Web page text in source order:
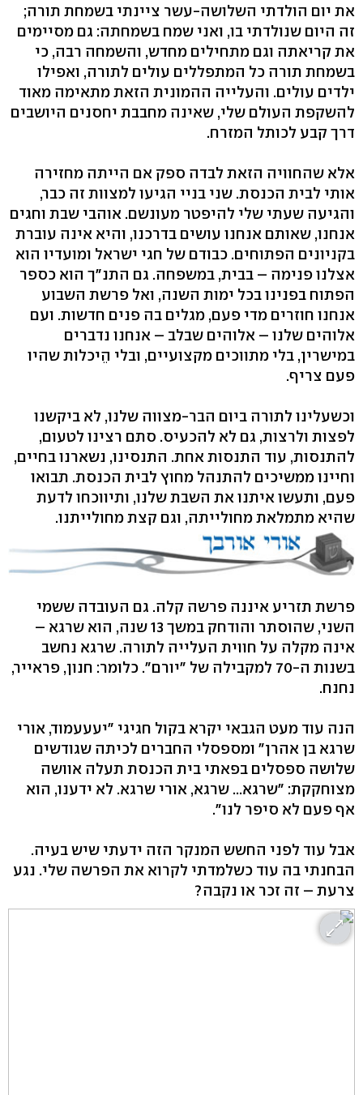
את יום הולדתי השלושה-עשר ציינתי בשמחת תורה;
זה היום שנולדתי בו, ואני שמח בשמחתה: גם מסיימים
את קריאתה וגם מתחילים מחדש, והשמחה רבה, כי
בשמחת תורה כל המתפללים עולים לתורה, ואפילו
ילדים עולים. והעלייה ההמונית הזאת מתאימה מאוד
להשקפת העולם שלי, שאינה מחבבת יחסנים היושבים
דרך קבע לכותל המזרח.
אלא שהחוויה הזאת לבדה ספק אם הייתה מחזירה
אותי לבית הכנסת. שני בניי הגיעו למצוות זה כבר,
והגיעה שעתי שלי להיפטר מעונשם. אוהבי שבת וחגים
אנחנו, שאותם אנחנו עושים בדרכנו, והיא אינה עוברת
בקניונים הפתוחים. כבודם של חגי ישראל ומועדיו הוא
אצלנו פנימה – בבית, במשפחה. גם התנ"ך הוא כספר
הפתוח בפנינו בכל ימות השנה, ואל פרשת השבוע
אנחנו חוזרים מדי פעם, מגלים בה פנים חדשות. ועם
אלוהים שלנו – אלוהים שבלב – אנחנו נדברים
במישרין, בלי מתווכים מקצועיים, ובלי הֵיכלות שהיו
פעם צריף.
וכשעלינו לתורה ביום הבר-מצווה שלנו, לא ביקשנו
לפצות ולרצות, גם לא להכעיס. סתם רצינו לטעום,
להתנסות, עוד התנסות אחת. התנסינו, נשארנו בחיים,
וחיינו ממשיכים להתנהל מחוץ לבית הכנסת. תבואו
פעם, ותעשו איתנו את השבת שלנו, ותיווכחו לדעת
שהיא מתמלאת מחולייתה, וגם קצת מחולייתנו.
פרשת תזריע איננה פרשה קלה. גם העובדה ששמי
השני, שהוסתר והודחק במשך 13 שנה, הוא שרגא –
אינה מקלה על חווית העלייה לתורה. שרגא נחשב
בשנות ה-70 למקבילה של "יורם". כלומר: חנון, פראייר,
נחנח.
הנה עוד מעט הגבאי יקרא בקול חגיגי "יעעעמוד, אורי
שרגא בן אהרן" ומספסלי החברים לכיתה שגודשים
שלושה ספסלים בפאתי בית הכנסת תעלה אוושה
מצוחקקת: "שרגא... שרגא, אורי שרגא. לא ידענו, הוא
אף פעם לא סיפר לנו".
אבל עוד לפני החשש המנקר הזה ידעתי שיש בעיה.
הבחנתי בה עוד כשלמדתי לקרוא את הפרשה שלי. נגע
צרעת – זה זכר או נקבה?